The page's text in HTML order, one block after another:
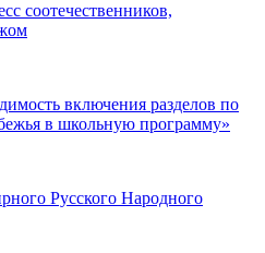
соотечественников,
включения разделов по
в школьную программу»
Русского Народного